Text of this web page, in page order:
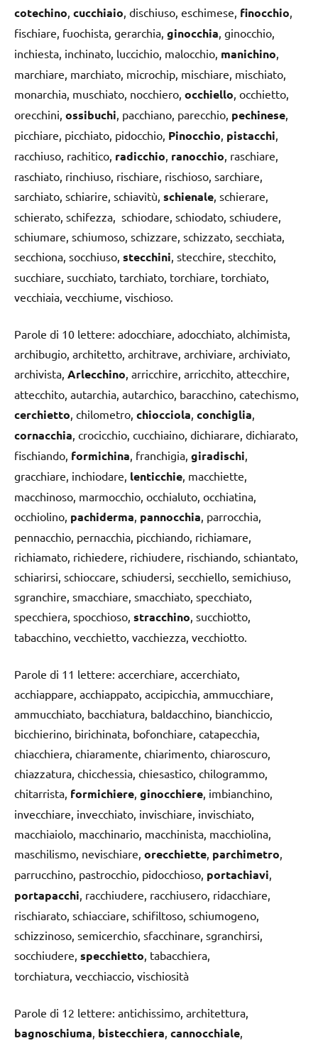
cotechino cucchiaio , dischiuso, eschimese, finocchio
fischiare, fuochista, gerarchia, ginocchia , ginocchio,
inchiesta, inchinato, luccichio, malocchio, manichino
marchiare, marchiato, microchip, mischiare, mischiato,
monarchia, muschiato, nocchiero, occhiello , occhietto,
orecchini, ossibuchi , pacchiano, parecchio, pechinese
picchiare, picchiato, pidocchio, Pinocchio pistacchi
racchiuso, rachitico, radicchio ranocchio , raschiare,
raschiato, rinchiuso, rischiare, rischioso, sarchiare,
sarchiato, schiarire, schiavitù, schienale , schierare,
schierato, schifezza, schiodare, schiodato, schiudere,
schiumare, schiumoso, schizzare, schizzato, secchiata,
secchiona, socchiuso, stecchini , stecchire, stecchito,
succhiare, succhiato, tarchiato, torchiare, torchiato,
vecchiaia, vecchiume, vischioso.
Parole di 10 lettere: adocchiare, adocchiato, alchimista,
archibugio, architetto, architrave, archiviare, archiviato,
archivista, Arlecchino , arricchire, arricchito, attecchire,
attecchito, autarchia, autarchico, baracchino, catechismo,
cerchietto , chilometro, chiocciola conchiglia
cornacchia , crocicchio, cucchiaino, dichiarare, dichiarato,
fischiando, formichina , franchigia, giradischi
gracchiare, inchiodare, lenticchie , macchiette,
macchinoso, marmocchio, occhialuto, occhiatina,
occhiolino, pachiderma pannocchia , parrocchia,
pennacchio, pernacchia, picchiando, richiamare,
richiamato, richiedere, richiudere, rischiando, schiantato,
schiarirsi, schioccare, schiudersi, secchiello, semichiuso,
sgranchire, smacchiare, smacchiato, specchiato,
specchiera, spocchioso, stracchino , succhiotto,
tabacchino, vecchietto, vacchiezza, vecchiotto.
Parole di 11 lettere: accerchiare, accerchiato,
acchiappare, acchiappato, accipicchia, ammucchiare,
ammucchiato, bacchiatura, baldacchino, bianchiccio,
bicchierino, birichinata, bofonchiare, catapecchia,
chiacchiera, chiaramente, chiarimento, chiaroscuro,
chiazzatura, chicchessia, chiesastico, chilogrammo,
chitarrista, formichiere ginocchiere , imbianchino,
invecchiare, invecchiato, invischiare, invischiato,
macchiaiolo, macchinario, macchinista, macchiolina,
maschilismo, nevischiare, orecchiette parchimetro
parrucchino, pastrocchio, pidocchioso, portachiavi
portapacchi , racchiudere, racchiusero, ridacchiare,
rischiarato, schiacciare, schifiltoso, schiumogeno,
schizzinoso, semicerchio, sfacchinare, sgranchirsi,
socchiudere, specchietto , tabacchiera,
torchiatura, vecchiaccio, vischiosità
Parole di 12 lettere: antichissimo, architettura,
bagnoschiuma bistecchiera cannocchiale